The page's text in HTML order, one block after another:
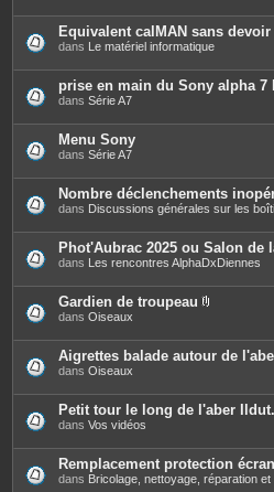
Equivalent calMAN sans
dans Le matériel informatique
prise en main du Sony alpha 7
dans Série A7
Menu Sony
dans Série A7
Nombre déclenchements
dans Discussions générales sur les
Phot'Aubrac 2025 ou Salon de
dans Les rencontres AlphaDxDiennes
Gardien de troupeau
è
c
j
o
i
t
e
s
dans Oiseaux
Aigrettes balade autour de
dans Oiseaux
Petit tour le long de l'aber Ildut.
dans Vos vidéos
Remplacement protection
dans Bricolage, nettoyage, réparation et